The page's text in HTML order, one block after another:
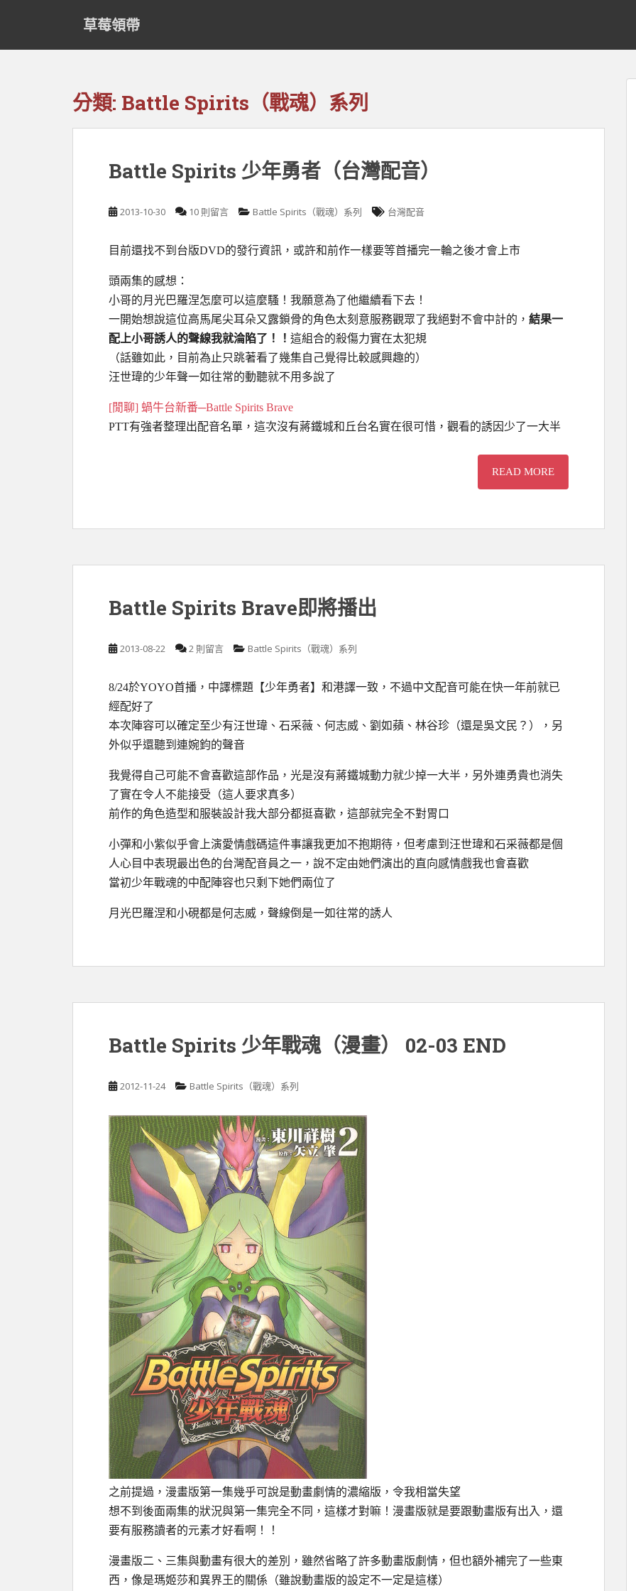
草莓領帶
分類: Battle Spirits（戰魂）系列
Battle Spirits 少年勇者（台灣配音）
2013-10-30 10 則留言 Battle Spirits（戰魂）系列 台灣配音
目前還找不到台版DVD的發行資訊，或許和前作一樣要等首播完一輪之後才會上市
頭兩集的感想：
小哥的月光巴羅涅怎麼可以這麼騷！我願意為了他繼續看下去！
一開始想說這位高馬尾尖耳朵又露鎖骨的角色太刻意服務觀眾了我絕對不會中計的， 結果一
配上小哥誘人的聲線我就淪陷了！！ 這組合的殺傷力實在太犯規
（話雖如此，目前為止只跳著看了幾集自己覺得比較感興趣的）
汪世瑋的少年聲一如往常的動聽就不用多說了
[閒聊] 蝸牛台新番─Battle Spirits Brave
PTT有強者整理出配音名單，這次沒有蔣鐵城和丘台名實在很可惜，觀看的誘因少了一大半
READ MORE
Battle Spirits Brave即將播出
2013-08-22 2 則留言 Battle Spirits（戰魂）系列
8/24於YOYO首播，中譯標題【少年勇者】和港譯一致，不過中文配音可能在快一年前就已
經配好了
本次陣容可以確定至少有汪世瑋、石采薇、何志威、劉如蘋、林谷珍（還是吳文民？），另
外似乎還聽到連婉鈞的聲音
我覺得自己可能不會喜歡這部作品，光是沒有蔣鐵城動力就少掉一大半，另外連勇貴也消失
了實在令人不能接受（這人要求真多）
前作的角色造型和服裝設計我大部分都挺喜歡，這部就完全不對胃口
小彈和小紫似乎會上演愛情戲碼這件事讓我更加不抱期待，但考慮到汪世瑋和石采薇都是個
人心目中表現最出色的台灣配音員之一，說不定由她們演出的直向感情戲我也會喜歡
當初少年戰魂的中配陣容也只剩下她們兩位了
月光巴羅涅和小硯都是何志威，聲線倒是一如往常的誘人
Battle Spirits 少年戰魂（漫畫） 02-03 END
2012-11-24 Battle Spirits（戰魂）系列
之前提過，漫畫版第一集幾乎可說是動畫劇情的濃縮版，令我相當失望
想不到後面兩集的狀況與第一集完全不同，這樣才對嘛！漫畫版就是要跟動畫版有出入，還
要有服務讀者的元素才好看啊！！
漫畫版二、三集與動畫有很大的差別，雖然省略了許多動畫版劇情，但也額外補完了一些東
西，像是瑪姬莎和異界王的關係（雖說動畫版的設定不一定是這樣）